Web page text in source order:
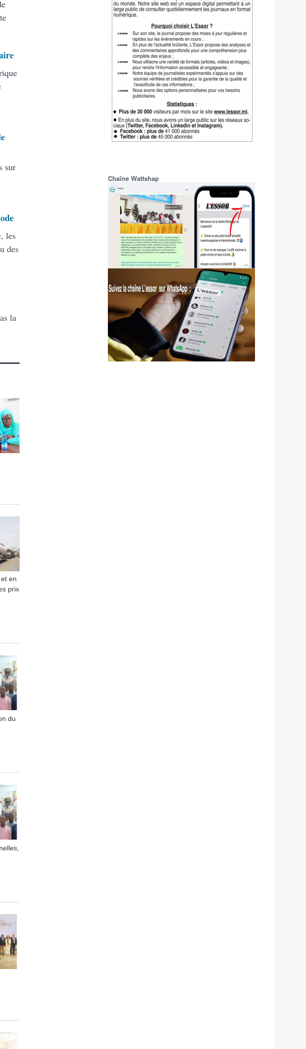
sur
les
des
la
en
prix
du
Chaîne Wattshap